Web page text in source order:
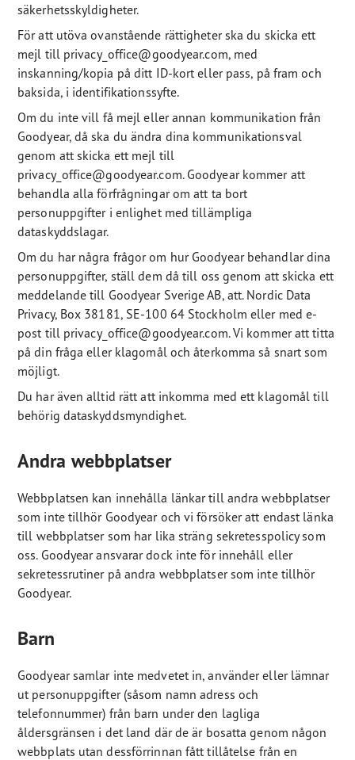
säkerhetsskyldigheter.
För att utöva ovanstående rättigheter ska du skicka ett
mejl till privacy_office@goodyear.com, med
inskanning/kopia på ditt ID-kort eller pass, på fram och
baksida, i identifikationssyfte.
Om du inte vill få mejl eller annan kommunikation från
Goodyear, då ska du ändra dina kommunikationsval
genom att skicka ett mejl till
privacy_office@goodyear.com. Goodyear kommer att
behandla alla förfrågningar om att ta bort
personuppgifter i enlighet med tillämpliga
dataskyddslagar.
Om du har några frågor om hur Goodyear behandlar dina
personuppgifter, ställ dem då till oss genom att skicka ett
meddelande till Goodyear Sverige AB, att. Nordic Data
Privacy, Box 38181, SE-100 64 Stockholm eller med e-
post till privacy_office@goodyear.com. Vi kommer att titta
på din fråga eller klagomål och återkomma så snart som
möjligt.
Du har även alltid rätt att inkomma med ett klagomål till
behörig dataskyddsmyndighet.
Andra webbplatser
Webbplatsen kan innehålla länkar till andra webbplatser
som inte tillhör Goodyear och vi försöker att endast länka
till webbplatser som har lika sträng sekretesspolicy som
oss. Goodyear ansvarar dock inte för innehåll eller
sekretessrutiner på andra webbplatser som inte tillhör
Goodyear.
Barn
Goodyear samlar inte medvetet in, använder eller lämnar
ut personuppgifter (såsom namn adress och
telefonnummer) från barn under den lagliga
åldersgränsen i det land där de är bosatta genom någon
webbplats utan dessförrinnan fått tillåtelse från en